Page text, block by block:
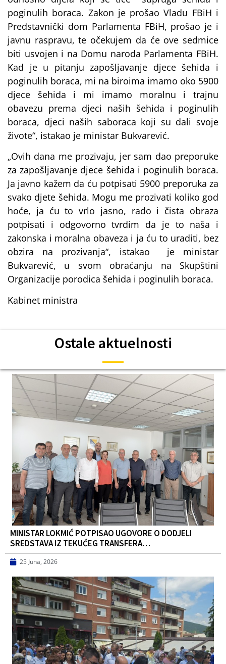
poginulih boraca. Zakon je prošao Vladu FBiH i
Predstavnički dom Parlamenta FBiH, prošao je i
javnu raspravu, te očekujem da će ove sedmice
biti usvojen i na Domu naroda Parlamenta FBiH.
Kad je u pitanju zapošljavanje djece šehida i
poginulih boraca, mi na biroima imamo oko 5900
djece šehida i mi imamo moralnu i trajnu
obavezu prema djeci naših šehida i poginulih
boraca, djeci naših saboraca koji su dali svoje
živote“, istakao je ministar Bukvarević.
„Ovih dana me prozivaju, jer sam dao preporuke
za zapošljavanje djece šehida i poginulih boraca.
Ja javno kažem da ću potpisati 5900 preporuka za
svako djete šehida. Mogu me prozivati koliko god
hoće, ja ću to vrlo jasno, rado i čista obraza
potpisati i odgovorno tvrdim da je to naša i
zakonska i moralna obaveza i ja ću to uraditi, bez
obzira na prozivanja“, istakao je ministar
Bukvarević, u svom obraćanju na Skupštini
Organizacije porodica šehida i poginulih boraca.
Kabinet ministra
Ostale aktuelnosti
MINISTAR LOKMIĆ POTPISAO UGOVORE O DODJELI
SREDSTAVA IZ TEKUĆEG TRANSFERA…
25 Juna, 2026